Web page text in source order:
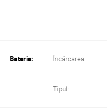
Bateria: Încărcarea:
Tipul: